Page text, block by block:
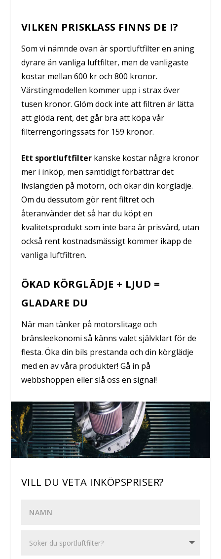
VILKEN PRISKLASS FINNS DE I?
Som vi nämnde ovan är sportluftfilter en aning
dyrare än vanliga luftfilter, men de vanligaste
kostar mellan 600 kr och 800 kronor.
Värstingmodellen kommer upp i strax över
tusen kronor. Glöm dock inte att filtren är lätta
att glöda rent, det går bra att köpa vår
filterrengöringssats för 159 kronor.
Ett sportluftfilterkanske kostar några kronor
mer i inköp, men samtidigt förbättrar det
livslängden på motorn, och ökar din körglädje.
Om du dessutom gör rent filtret och
återanvänder det så har du köpt en
kvalitetsprodukt som inte bara är prisvärd, utan
också rent kostnadsmässigt kommer ikapp de
vanliga luftfiltren.
ÖKAD KÖRGLÄDJE + LJUD =
GLADARE DU
När man tänker på motorslitage och
bränsleekonomi så känns valet självklart för de
flesta. Öka din bils prestanda och din körglädje
med en av våra produkter! Gå in på
webbshoppen eller slå oss en signal!
VILL DU VETA INKÖPSPRISER?